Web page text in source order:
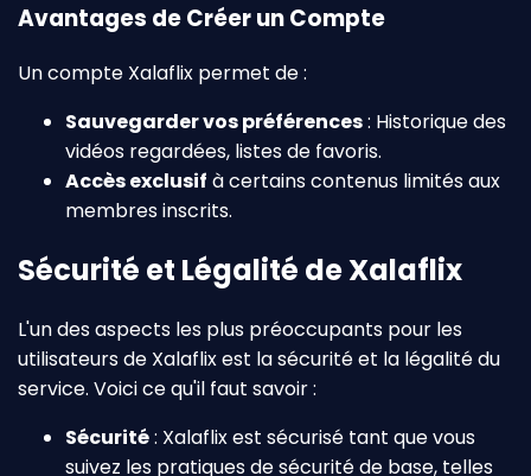
Avantages de Créer un Compte
Un compte Xalaflix permet de :
Sauvegarder vos préférences: Historique des
vidéos regardées, listes de favoris.
Accès exclusif à certains contenus limités aux
membres inscrits.
Sécurité et Légalité de Xalaflix
L'un des aspects les plus préoccupants pour les
utilisateurs de Xalaflix est la sécurité et la légalité du
service. Voici ce qu'il faut savoir :
Sécurité: Xalaflix est sécurisé tant que vous
suivez les pratiques de sécurité de base, telles